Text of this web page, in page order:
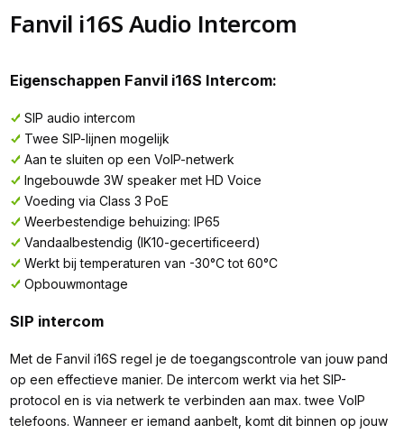
Fanvil i16S Audio Intercom
Eigenschappen Fanvil i16S Intercom:
SIP audio intercom
Twee SIP-lijnen mogelijk
Aan te sluiten op een VoIP-netwerk
Ingebouwde 3W speaker met HD Voice
Voeding via Class 3 PoE
Weerbestendige behuizing: IP65
Vandaalbestendig (IK10-gecertificeerd)
Werkt bij temperaturen van -30°C tot 60°C
Opbouwmontage
SIP intercom
Met de Fanvil i16S regel je de toegangscontrole van jouw pand
op een effectieve manier. De intercom werkt via het SIP-
protocol en is via netwerk te verbinden aan max. twee VoIP
telefoons. Wanneer er iemand aanbelt, komt dit binnen op jouw